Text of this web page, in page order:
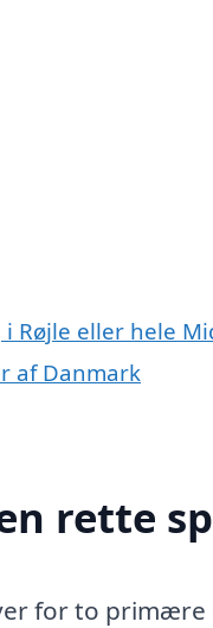
eller hele
af Danmark
rette
for to